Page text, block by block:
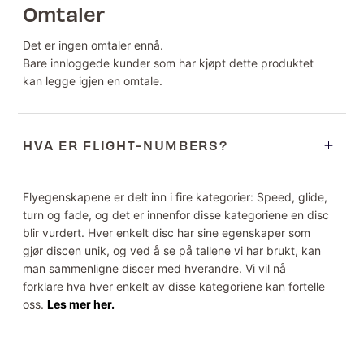
Omtaler
Det er ingen omtaler ennå.
Bare innloggede kunder som har kjøpt dette produktet
kan legge igjen en omtale.
HVA ER FLIGHT-NUMBERS?
Flyegenskapene er delt inn i fire kategorier: Speed, glide,
turn og fade, og det er innenfor disse kategoriene en disc
blir vurdert. Hver enkelt disc har sine egenskaper som
gjør discen unik, og ved å se på tallene vi har brukt, kan
man sammenligne discer med hverandre. Vi vil nå
forklare hva hver enkelt av disse kategoriene kan fortelle
oss.Les mer her.